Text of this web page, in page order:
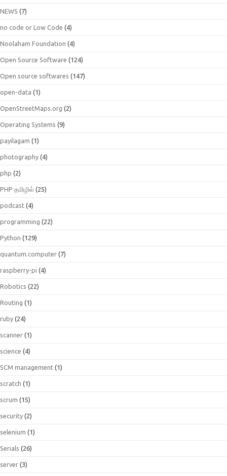
NEWS (7)
no code or Low Code (4)
Noolaham Foundation (4)
Open Source Software (124)
Open source softwares (147)
open-data (1)
OpenStreetMaps.org (2)
Operating Systems (9)
payilagam (1)
photography (4)
php (2)
PHP தமிழில் (25)
podcast (4)
programming (22)
Python (129)
quantum.computer (7)
raspberry-pi (4)
Robotics (22)
Routing (1)
ruby (24)
scanner (1)
science (4)
SCM management (1)
scratch (1)
scrum (15)
security (2)
selenium (1)
Serials (26)
server (3)